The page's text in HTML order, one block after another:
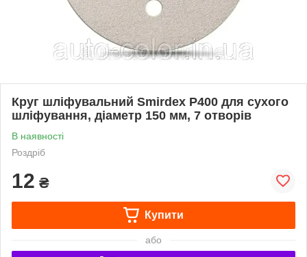
Круг шліфувальний Smirdex P400 для сухого
шліфування, діаметр 150 мм, 7 отворів
В наявності
Роздріб
12 ₴
Купити
або